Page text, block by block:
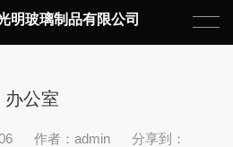
明玻璃制品有限公司
办公室
作者：admin
分享到：